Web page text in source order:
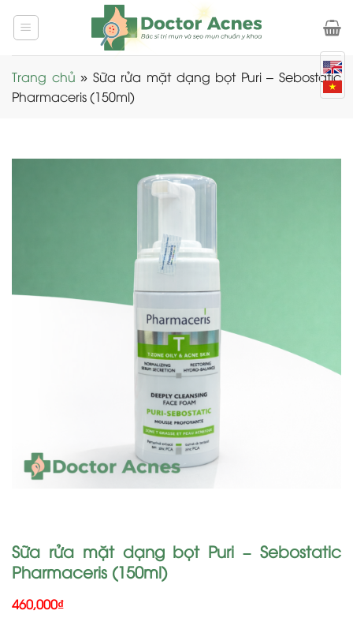
Trang chủ » Sữa rửa mặt dạng bọt Puri – Sebostatic
Pharmaceris (150ml)
Sữa rửa mặt dạng bọt Puri – Sebostatic
Pharmaceris (150ml)
460,000₫